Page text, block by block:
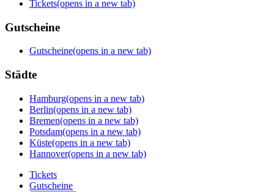
Tickets(opens in a new tab)
Gutscheine
Gutscheine(opens in a new tab)
Städte
Hamburg(opens in a new tab)
Berlin(opens in a new tab)
Bremen(opens in a new tab)
Potsdam(opens in a new tab)
Küste(opens in a new tab)
Hannover(opens in a new tab)
Tickets
Gutscheine